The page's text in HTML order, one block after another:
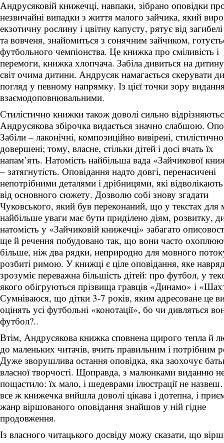
Андрусяковій книжечці, навпаки, зібрано оповідки
незвичайні випадки з життя малого зайчика, який
екзотичну рослину і цвітну капусту, рятує від
та вовченя, знайомиться з сонячним зайчиком,
футбольного чемпіонства. Це книжка про сміливість і
перемоги, книжка хлопчача. Забіла дивиться на
світ очима дитини. Андрусяк намагається скерувати
погляд у певному напрямку. Із цієї точки зору
взаємодоповнювальними.
Стилістично книжки також доволі сильно
Андрусякова збірочка видається значно слабшою.
Забіли – лаконічні, композиційно вивірені, стилістично
довершені; тому, власне, стільки дітей і досі вчать їх
напам’ять. Натомість найбільша вада «Зайчикової
– затягнутість. Оповідання надто довгі, перенасичені
непотрібними деталями і дрібницями, які
від основного сюжету. Дозволю собі знову згадати
Чуковського, який був переконаний, що у текстах для
найбільше уваги має бути приділено діям, розвитку,
натомість у «Зайчиковій книжечці» забагато
ще й речення побудовано так, що вони часто
більше, ніж два рядки, неприродно для мовного
розбиті римою. У книжці є ціле оповідання, яке
зрозуміє переважна більшість дітей: про футбол, у
якого обігруються прізвища гравців «Динамо» і
Сумніваюся, що дітки 3-7 років, яким адресоване це
оцінять усі футбольні «конотації», бо чи дивляться
футбол?..
Втім, Андрусякова книжка сповнена щирого тепла й
до маленьких читачів, вчить правильним і потрібним
Дуже зворушлива остання оповідка, яка заохочує
власної творчості. Щоправда, з малюнками виданню
пощастило: їх мало, і шедеврами ілюстрації не
все ж книжечка вийшла доволі цікава і дотепна, і
жанр віршованого оповідання знайшов у ній гідне
продовження.
Із власного читацького досвіду можу сказати, що